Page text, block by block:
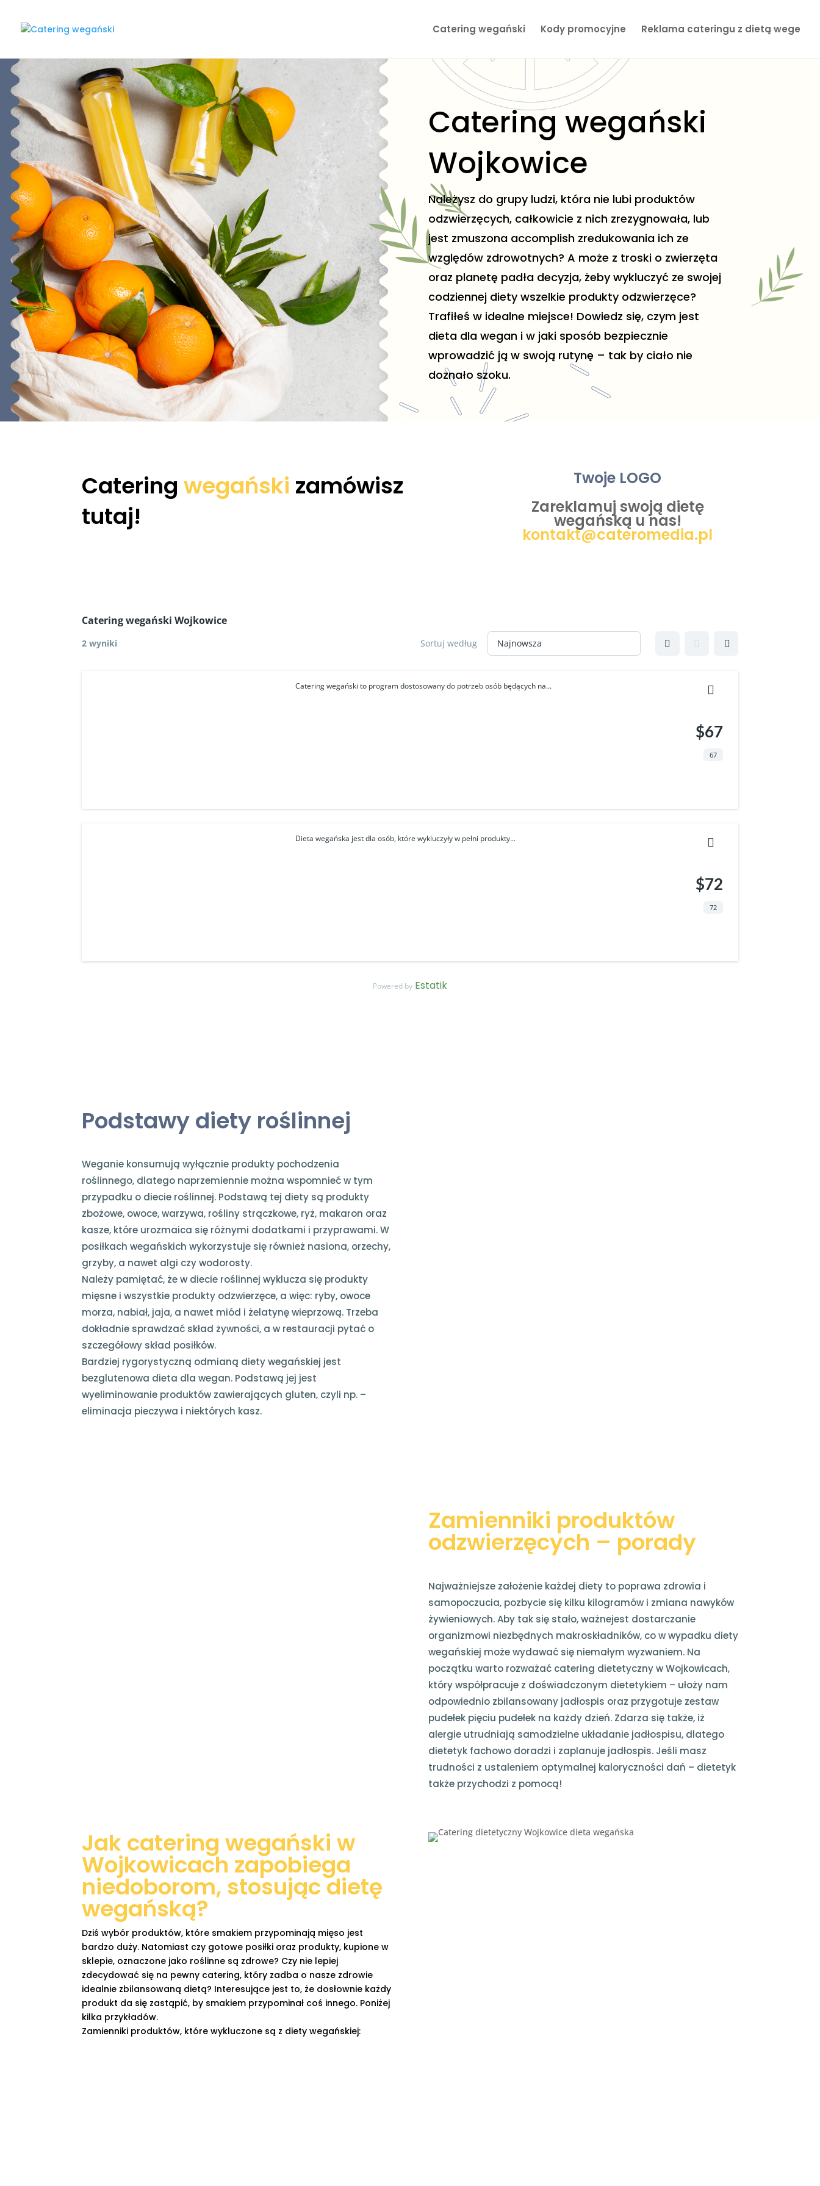
Catering wegański Kody promocyjne Reklama cateringu z dietą wege
Catering wegański
Wojkowice
Należysz do grupy ludzi, która nie lubi produktów
odzwierzęcych, całkowicie z nich zrezygnowała, lub
jest zmuszona accomplish zredukowania ich ze
względów zdrowotnych? A może z troski o zwierzęta
oraz planetę padła decyzja, żeby wykluczyć ze swojej
codziennej diety wszelkie produkty odzwierzęce?
Trafiłeś w idealne miejsce! Dowiedz się, czym jest
dieta dla wegan i w jaki sposób bezpiecznie
wprowadzić ją w swoją rutynę – tak by ciało nie
doznało szoku.
Cateringwegański zamówisz
tutaj!
Twoje LOGO
Zareklamuj swoją dietę
wegańską u nas!
kontakt@cateromedia.pl
Catering wegański Wojkowice
2 wyniki Sortuj według
Catering wegański to program dostosowany do potrzeb osób będących na...
$67
67
Dieta wegańska jest dla osób, które wykluczyły w pełni produkty...
$72
72
Powered by Estatik
Podstawy diety roślinnej
Weganie konsumują wyłącznie produkty pochodzenia
roślinnego, dlatego naprzemiennie można wspomnieć w tym
przypadku o diecie roślinnej. Podstawą tej diety są produkty
zbożowe, owoce, warzywa, rośliny strączkowe, ryż, makaron oraz
kasze, które urozmaica się różnymi dodatkami i przyprawami. W
posiłkach wegańskich wykorzystuje się również nasiona, orzechy,
grzyby, a nawet algi czy wodorosty.
Należy pamiętać, że w diecie roślinnej wyklucza się produkty
mięsne i wszystkie produkty odzwierzęce, a więc: ryby, owoce
morza, nabiał, jaja, a nawet miód i żelatynę wieprzową. Trzeba
dokładnie sprawdzać skład żywności, a w restauracji pytać o
szczegółowy skład posiłków.
Bardziej rygorystyczną odmianą diety wegańskiej jest
bezglutenowa dieta dla wegan. Podstawą jej jest
wyeliminowanie produktów zawierających gluten, czyli np. –
eliminacja pieczywa i niektórych kasz.
Zamienniki produktów
odzwierzęcych – porady
Najważniejsze założenie każdej diety to poprawa zdrowia i
samopoczucia, pozbycie się kilku kilogramów i zmiana nawyków
żywieniowych. Aby tak się stało, ważnejest dostarczanie
organizmowi niezbędnych makroskładników, co w wypadku diety
wegańskiej może wydawać się niemałym wyzwaniem. Na
początku warto rozważać catering dietetyczny w Wojkowicach,
który współpracuje z doświadczonym dietetykiem – ułoży nam
odpowiednio zbilansowany jadłospis oraz przygotuje zestaw
pudełek pięciu pudełek na każdy dzień. Zdarza się także, iż
alergie utrudniają samodzielne układanie jadłospisu, dlatego
dietetyk fachowo doradzi i zaplanuje jadłospis. Jeśli masz
trudności z ustaleniem optymalnej kaloryczności dań – dietetyk
także przychodzi z pomocą!
Jak catering wegański w
Wojkowicach zapobiega
niedoborom, stosując dietę
wegańską?
Dziś wybór produktów, które smakiem przypominają mięso jest
bardzo duży. Natomiast czy gotowe posiłki oraz produkty, kupione w
sklepie, oznaczone jako roślinne są zdrowe? Czy nie lepiej
zdecydować się na pewny catering, który zadba o nasze zdrowie
idealnie zbilansowaną dietą? Interesujące jest to, że dosłownie każdy
produkt da się zastąpić, by smakiem przypominał coś innego. Poniżej
kilka przykładów.
Zamienniki produktów, które wykluczone są z diety wegańskiej: